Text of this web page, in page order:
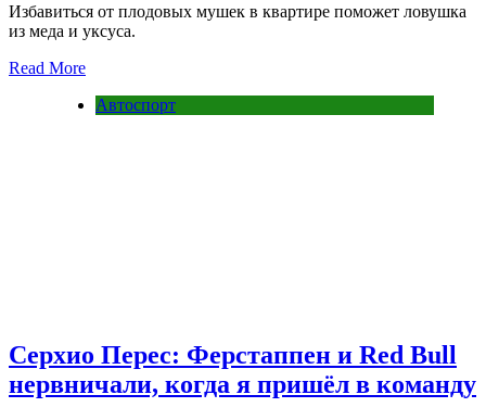
Избавиться от плодовых мушек в квартире поможет ловушка
из меда и уксуса.
Read More
Автоспорт
Серхио Перес: Ферстаппен и Red Bull
нервничали, когда я пришёл в команду